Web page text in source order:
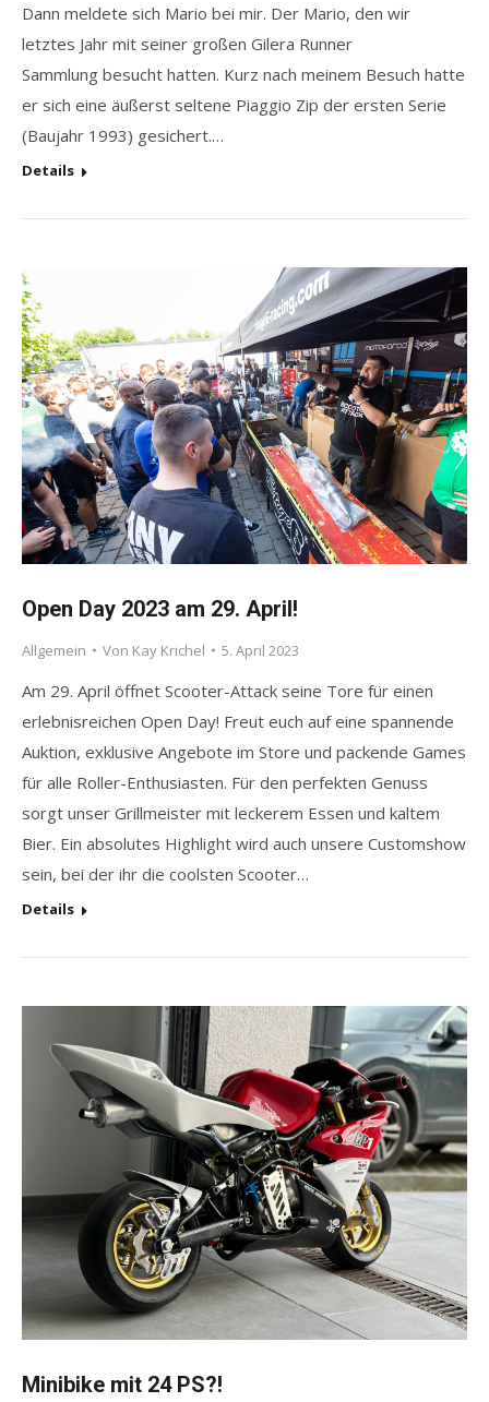
Dann meldete sich Mario bei mir. Der Mario, den wir
letztes Jahr mit seiner großen Gilera Runner
Sammlung besucht hatten. Kurz nach meinem Besuch hatte
er sich eine äußerst seltene Piaggio Zip der ersten Serie
(Baujahr 1993) gesichert.…
Details
Open Day 2023 am 29. April!
Allgemein Von Kay Krichel 5. April 2023
Am 29. April öffnet Scooter-Attack seine Tore für einen
erlebnisreichen Open Day! Freut euch auf eine spannende
Auktion, exklusive Angebote im Store und packende Games
für alle Roller-Enthusiasten. Für den perfekten Genuss
sorgt unser Grillmeister mit leckerem Essen und kaltem
Bier. Ein absolutes Highlight wird auch unsere Customshow
sein, bei der ihr die coolsten Scooter…
Details
Minibike mit 24 PS?!